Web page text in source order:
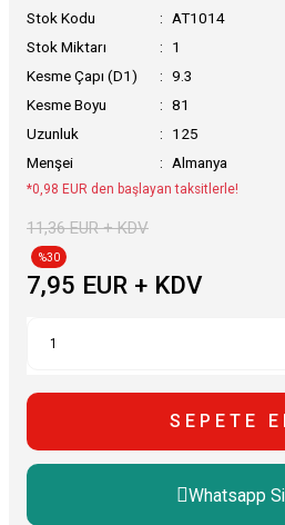
Stok Kodu
AT1014
Stok Miktarı
1
Kesme Çapı (D1)
9.3
Kesme Boyu
81
Uzunluk
125
Menşei
Almanya
*0,98 EUR den başlayan taksitlerle!
11,36 EUR + KDV
%30
7,95 EUR + KDV
SEPETE
Whatsapp